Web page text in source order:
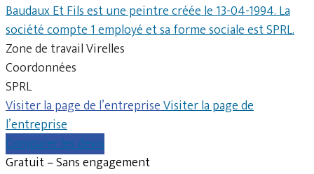
Baudaux Et Fils est une peintre créée le 13-04-1994. La
société compte 1 employé et sa forme sociale est SPRL.
Zone de travail Virelles
Coordonnées
SPRL
Visiter la page de l’entrepriseVisiter la page de
l’entreprise
Comparer les devis
Gratuit – Sans engagement